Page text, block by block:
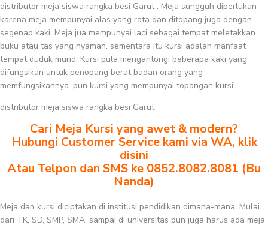
distributor meja siswa rangka besi Garut : Meja sungguh diperlukan
karena meja mempunyai alas yang rata dan ditopang juga dengan
segenap kaki. Meja jua mempunyai laci sebagai tempat meletakkan
buku atau tas yang nyaman. sementara itu kursi adalah manfaat
tempat duduk murid. Kursi pula mengantongi beberapa kaki yang
difungsikan untuk penopang berat badan orang yang
memfungsikannya. pun kursi yang mempunyai topangan kursi.
distributor meja siswa rangka besi Garut
Cari Meja Kursi yang awet & modern?
Hubungi Customer Service kami via WA, klik
disini
Atau Telpon dan SMS ke 0852.8082.8081 (Bu
Nanda)
Meja dan kursi diciptakan di institusi pendidikan dimana-mana. Mulai
dari TK, SD, SMP, SMA, sampai di universitas pun juga harus ada meja